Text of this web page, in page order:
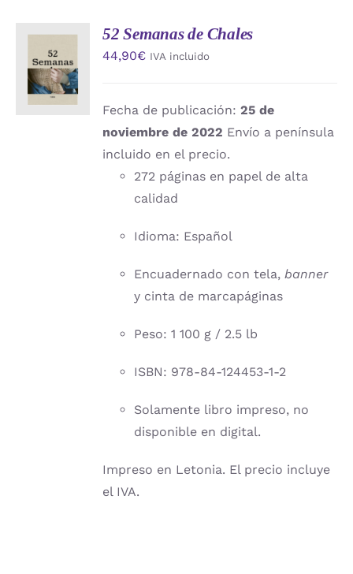
AL
CARRITO
/
DETALLES
52 Semanas de Chales
44,90€ IVA incluido
Fecha de publicación:25 de
noviembre de 2022 Envío a península
incluido en el precio.
272 páginas en papel de alta
calidad
Idioma: Español
Encuadernado con tela,banner
y cinta de marcapáginas
Peso: 1 100 g / 2.5 lb
ISBN: 978-84-124453-1-2
Solamente libro impreso, no
disponible en digital.
Impreso en Letonia. El precio incluye
el IVA.